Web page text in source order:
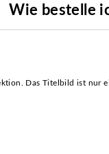
Wie bestelle
Das Titelbild ist nur